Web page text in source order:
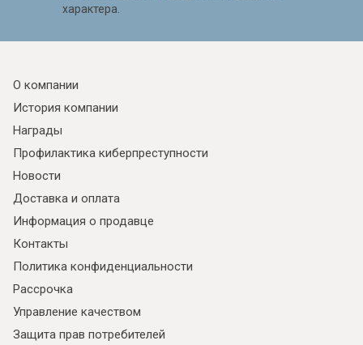
характера.
О компании
История компании
Награды
Профилактика киберпреступности
Новости
Доставка и оплата
Информация о продавце
Контакты
Политика конфиденциальности
Рассрочка
Управление качеством
Защита прав потребителей